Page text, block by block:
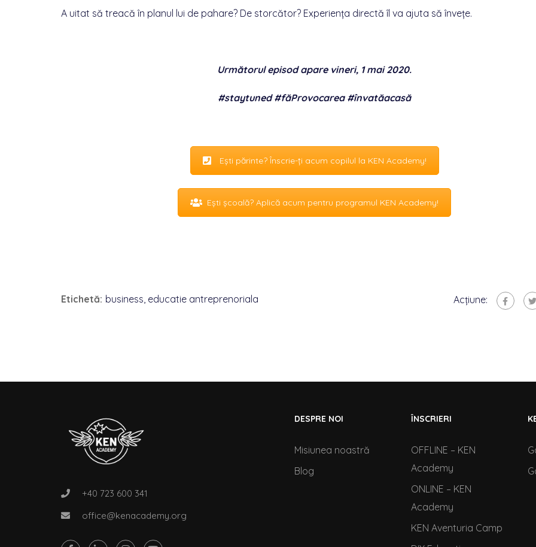
A uitat să treacă în planul lui de pahare? De storcător? Experiența directă îl va ajuta să învețe.
Următorul episod apare vineri, 1 mai 2020.
#staytuned #făProvocarea #învatăacasă
Ești părinte? Înscrie-ți acum copilul la KEN Academy!
Ești școală? Aplică acum pentru programul KEN Academy!
Etichetă: business educatie antreprenoriala Acțiune:
+40 723 600 341
office@kenacademy.org
DESPRE NOI
Misiunea noastră
Blog
ÎNSCRIERI
OFFLINE – KEN
Academy
ONLINE – KEN
Academy
KEN Aventuria Camp